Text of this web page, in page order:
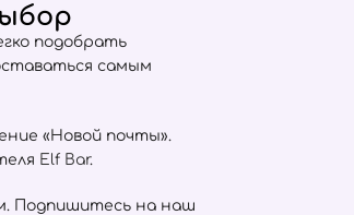
подобрать
самым
«Новой почты».
Elf Bar.
Подпишитесь на наш